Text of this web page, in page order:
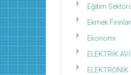
Eğitim
Ekmek
Ekonomi
ELEKTRİK
ELEKTRONİK